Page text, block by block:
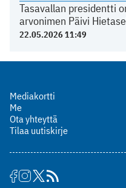
Tasavallan presidentti
arvonimen Päivi
22.05.2026 11:49
Mediakortti
Me
Ota yhteyttä
Tilaa uutiskirje